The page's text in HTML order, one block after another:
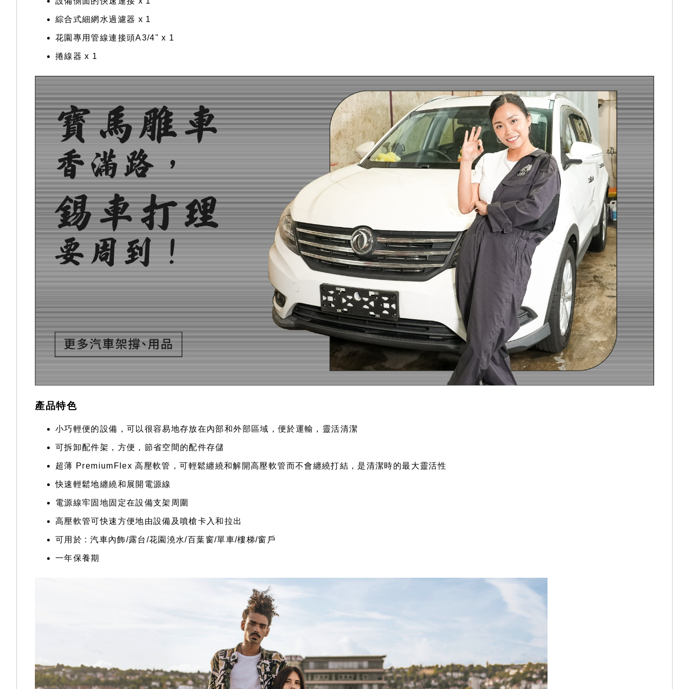
綜合式細網水過濾器 x 1
花園專用管線連接頭A3/4" x 1
捲線器 x 1
產品特色
小巧輕便的設備，可以很容易地存放在內部和外部區域，便於運輸，靈活清潔
可拆卸配件架，方便，節省空間的配件存儲
超薄 PremiumFlex 高壓軟管，可輕鬆纏繞和解開高壓軟管而不會纏繞打結，是清潔時的最大靈活性
快速輕鬆地纏繞和展開電源線
電源線牢固地固定在設備支架周圍
高壓軟管可快速方便地由設備及噴槍卡入和拉出
可用於 : 汽車內飾/露台/花園澆水/百葉窗/單車/樓梯/窗戶
一年保養期